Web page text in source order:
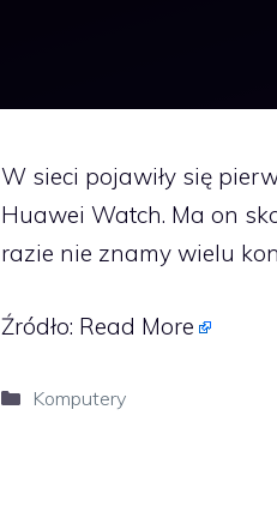
W sieci pojawiły się
Huawei Watch. Ma on
razie nie znamy wielu
Źródło: Read More
Kategorie
Komputery